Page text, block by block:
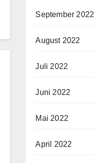
September 2022
August 2022
Juli 2022
Juni 2022
Mai 2022
April 2022